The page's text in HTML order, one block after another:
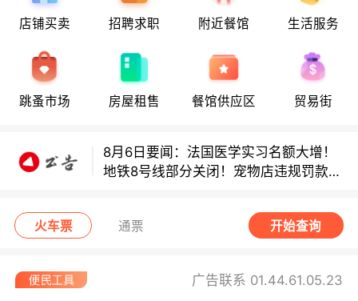
店铺买卖 招聘求职 附近餐馆 生活服务
跳蚤市场 房屋租售 餐馆供应区 贸易街
8月6日要闻：法国医学实习名额大增！
炉！
巴黎地铁音乐家海选启动！
地铁8号线部分关闭！宠物店违规罚款出
炉！
火车票 通票 开始查询
广告联系 01.44.61.05.23